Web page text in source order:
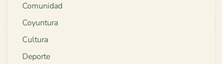
Comunidad
Coyuntura
Cultura
Deporte